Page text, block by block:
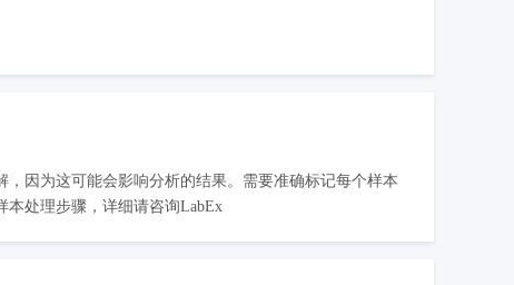
因为这可能会影响分析的结果。需要准确标记每个样本
本处理步骤，详细请咨询LabEx